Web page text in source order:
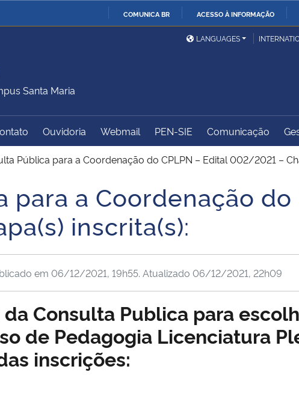
COMUNICA BR ACESSO À INFORMAÇÃO
e
Ministério da Defesa
Ministério das Relações
Exteriores
Ministério do
Desenvolvimento Regional
Controladoria-Geral da
União
Advocacia-Geral da União Banco Central do Brasil
LANGUAGES
Santa Maria
Ouvidoria Webmail PEN-SIE Comunicação
Pública para a Coordenação do CPLPN – Edital 002/2021 –
para a Coordenação do
inscrita(s):
em 06/12/2021, 19h55. Atualizado 06/12/2021, 22h09
Consulta Publica para
de Pedagogia Licenciatura
inscrições: